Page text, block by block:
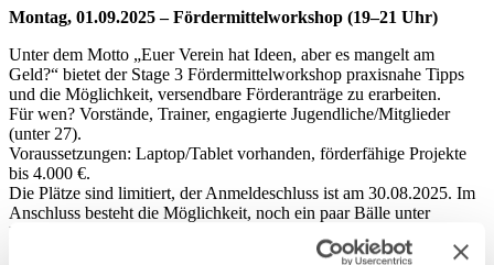
Montag, 01.09.2025 – Fördermittelworkshop (19–21 Uhr)
Unter dem Motto „Euer Verein hat Ideen, aber es mangelt am
Geld?“ bietet der Stage 3 Fördermittelworkshop praxisnahe Tipps
und die Möglichkeit, versendbare Förderanträge zu erarbeiten.
Für wen? Vorstände, Trainer, engagierte Jugendliche/Mitglieder
(unter 27).
Voraussetzungen: Laptop/Tablet vorhanden, förderfähige Projekte
bis 4.000 €.
Die Plätze sind limitiert, der Anmeldeschluss ist am 30.08.2025. Im
Anschluss besteht die Möglichkeit, noch ein paar Bälle unter
Flutlicht zu spielen.